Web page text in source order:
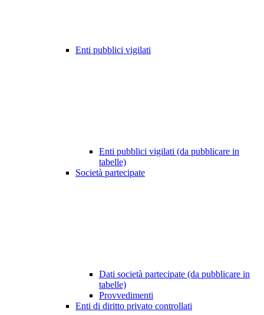
Enti pubblici vigilati
Enti pubblici vigilati (da pubblicare in
tabelle)
Società partecipate
Dati società partecipate (da pubblicare in
tabelle)
Provvedimenti
Enti di diritto privato controllati